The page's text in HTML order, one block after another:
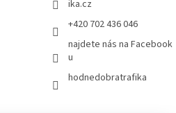
ika.cz
+420 702 436 046
najdete nás na Facebook
u
hodnedobratrafika